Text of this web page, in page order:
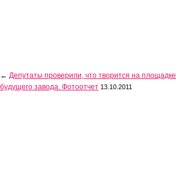
← Депутаты проверили, что творится на площадке
будущего завода. Фотоотчет 13.10.2011